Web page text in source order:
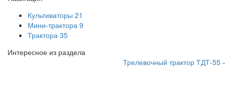
Культиваторы 21
Мини-трактора 9
Трактора 35
Интересное из раздела
Трелевочный трактор ТДТ-